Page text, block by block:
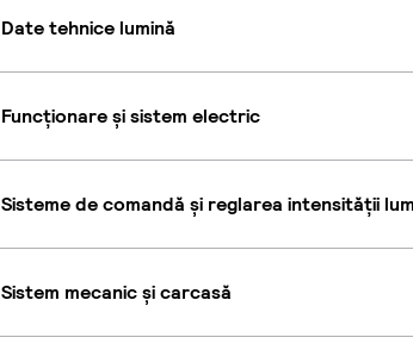
Date tehnice lumină
Funcționare și sistem electric
Sisteme de comandă și reglarea intensității
Sistem mecanic și carcasă